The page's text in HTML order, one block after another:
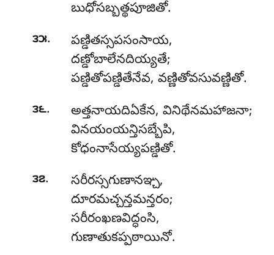
బుధోసబ్బత్థపూజితో.
౩౫. పణ్డితస్సపసంసాయ,
దణ్డోబాలేనదియ్యతే;
పణ్డితోపణ్డితేనేవ, వణ్ణితోవసువణ్ణితో.
౩౬.
అత్తనాయదిఏకేన, వినిథేనమహాజనా;
వినయంయన్తిసబ్బేపి,
కోధంనాసేయ్యపణ్డితో.
౩౭.
సరీరస్సగుణానఞ్చ,
దూరమచ్చన్తమన్తరం;
సరీరంఖణవిద్ధంసి,
గుణాతుకప్పఠాయినో.